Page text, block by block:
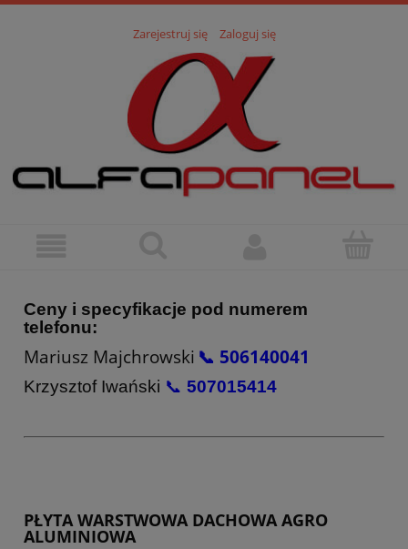
Zarejestruj się Zaloguj się
Ceny i specyfikacje pod numerem
telefonu:
Mariusz Majchrowski 📞 506140041
Krzysztof Iwański 📞 507015414
PŁYTA WARSTWOWA DACHOWA AGRO
ALUMINIOWA